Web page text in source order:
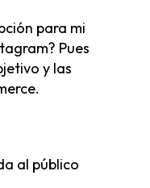
para mi
Pues
y las
al público